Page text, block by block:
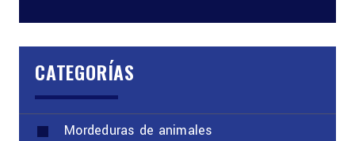
CATEGORÍAS
Mordeduras de animales